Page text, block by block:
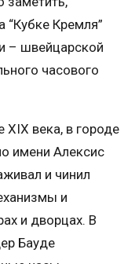
Кремля”
– швейцарской
часового
XIX века, в городе
имени Алексис
и чинил
и
и дворцах. В
Бауде